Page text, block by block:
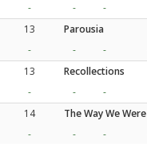
-
- -
13
Parousia
-
- -
13
Recollections
-
- -
14
The Way We Were
-
- -